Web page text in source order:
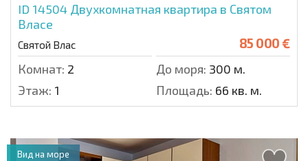
ID 14504 Двухкомнатная квартира в Святом
Власе
Святой Влас 85 000 €
Комнат: 2 До моря: 300 м.
Этаж: 1 Площадь: 66 кв. м.
Вид на море